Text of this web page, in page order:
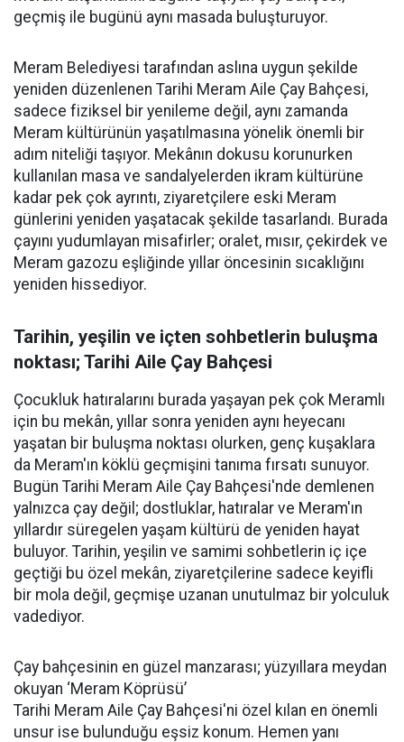
geçmiş ile bugünü aynı masada buluşturuyor.
Meram Belediyesi tarafından aslına uygun şekilde
yeniden düzenlenen Tarihi Meram Aile Çay Bahçesi,
sadece fiziksel bir yenileme değil, aynı zamanda
Meram kültürünün yaşatılmasına yönelik önemli bir
adım niteliği taşıyor. Mekânın dokusu korunurken
kullanılan masa ve sandalyelerden ikram kültürüne
kadar pek çok ayrıntı, ziyaretçilere eski Meram
günlerini yeniden yaşatacak şekilde tasarlandı. Burada
çayını yudumlayan misafirler; oralet, mısır, çekirdek ve
Meram gazozu eşliğinde yıllar öncesinin sıcaklığını
yeniden hissediyor.
Tarihin, yeşilin ve içten sohbetlerin buluşma
noktası; Tarihi Aile Çay Bahçesi
Çocukluk hatıralarını burada yaşayan pek çok Meramlı
için bu mekân, yıllar sonra yeniden aynı heyecanı
yaşatan bir buluşma noktası olurken, genç kuşaklara
da Meram'ın köklü geçmişini tanıma fırsatı sunuyor.
Bugün Tarihi Meram Aile Çay Bahçesi'nde demlenen
yalnızca çay değil; dostluklar, hatıralar ve Meram'ın
yıllardır süregelen yaşam kültürü de yeniden hayat
buluyor. Tarihin, yeşilin ve samimi sohbetlerin iç içe
geçtiği bu özel mekân, ziyaretçilerine sadece keyifli
bir mola değil, geçmişe uzanan unutulmaz bir yolculuk
vadediyor.
Çay bahçesinin en güzel manzarası; yüzyıllara meydan
okuyan ‘Meram Köprüsü’
Tarihi Meram Aile Çay Bahçesi'ni özel kılan en önemli
unsur ise bulunduğu eşsiz konum. Hemen yanı